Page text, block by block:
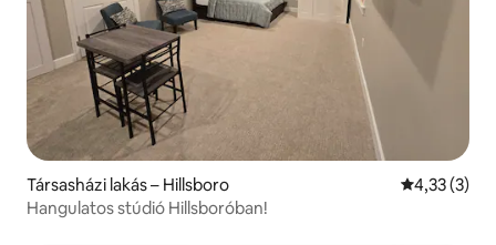
Társasházi lakás – Hillsboro Átlagos
4,33 (3)
Hangulatos stúdió Hillsboróban!